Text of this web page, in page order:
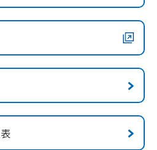
ら探す
と
ョン
い
ナビ